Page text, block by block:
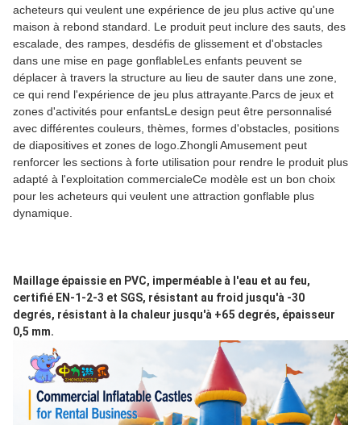
acheteurs qui veulent une expérience de jeu plus active qu'une
maison à rebond standard. Le produit peut inclure des sauts, des
escalade, des rampes, desdéfis de glissement et d'obstacles
dans une mise en page gonflableLes enfants peuvent se
déplacer à travers la structure au lieu de sauter dans une zone,
ce qui rend l'expérience de jeu plus attrayante.Parcs de jeux et
zones d'activités pour enfantsLe design peut être personnalisé
avec différentes couleurs, thèmes, formes d'obstacles, positions
de diapositives et zones de logo.Zhongli Amusement peut
renforcer les sections à forte utilisation pour rendre le produit plus
adapté à l'exploitation commercialeCe modèle est un bon choix
pour les acheteurs qui veulent une attraction gonflable plus
dynamique.
Maillage épaissie en PVC, imperméable à l'eau et au feu,
certifié EN-1-2-3 et SGS, résistant au froid jusqu'à -30
degrés, résistant à la chaleur jusqu'à +65 degrés, épaisseur
0,5 mm.